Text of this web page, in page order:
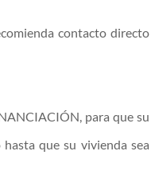
contacto directo
para que su
que su vivienda sea